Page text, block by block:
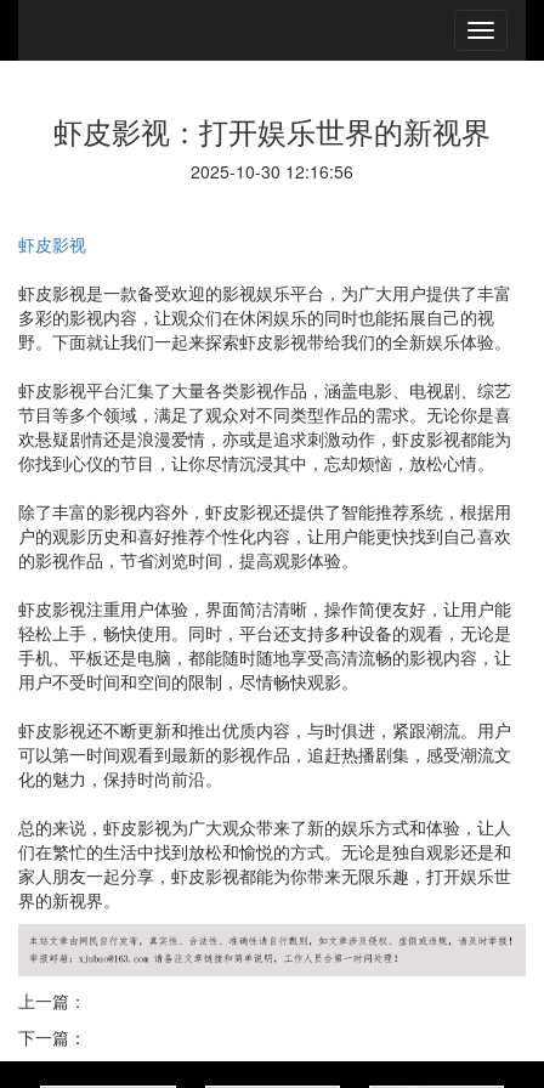
虾皮影视：打开娱乐世界的新视界
2025-10-30 12:16:56
虾皮影视
虾皮影视是一款备受欢迎的影视娱乐平台，为广大用户提供了丰富
多彩的影视内容，让观众们在休闲娱乐的同时也能拓展自己的视
野。下面就让我们一起来探索虾皮影视带给我们的全新娱乐体验。
虾皮影视平台汇集了大量各类影视作品，涵盖电影、电视剧、综艺
节目等多个领域，满足了观众对不同类型作品的需求。无论你是喜
欢悬疑剧情还是浪漫爱情，亦或是追求刺激动作，虾皮影视都能为
你找到心仪的节目，让你尽情沉浸其中，忘却烦恼，放松心情。
除了丰富的影视内容外，虾皮影视还提供了智能推荐系统，根据用
户的观影历史和喜好推荐个性化内容，让用户能更快找到自己喜欢
的影视作品，节省浏览时间，提高观影体验。
虾皮影视注重用户体验，界面简洁清晰，操作简便友好，让用户能
轻松上手，畅快使用。同时，平台还支持多种设备的观看，无论是
手机、平板还是电脑，都能随时随地享受高清流畅的影视内容，让
用户不受时间和空间的限制，尽情畅快观影。
虾皮影视还不断更新和推出优质内容，与时俱进，紧跟潮流。用户
可以第一时间观看到最新的影视作品，追赶热播剧集，感受潮流文
化的魅力，保持时尚前沿。
总的来说，虾皮影视为广大观众带来了新的娱乐方式和体验，让人
们在繁忙的生活中找到放松和愉悦的方式。无论是独自观影还是和
家人朋友一起分享，虾皮影视都能为你带来无限乐趣，打开娱乐世
界的新视界。
上一篇：
下一篇：